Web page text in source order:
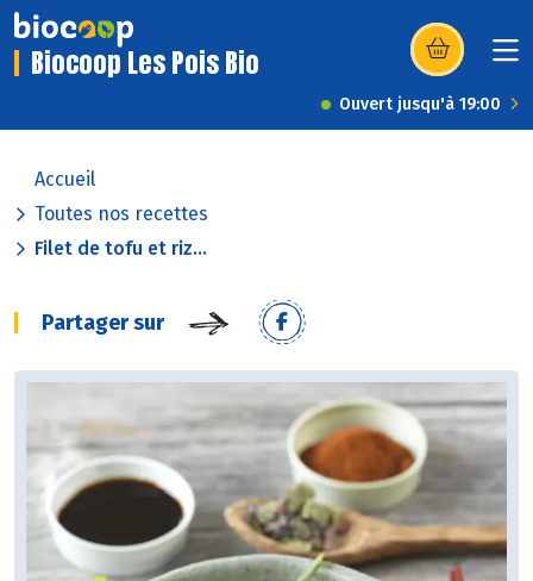
Biocoop Les Pois Bio (s’ouvre dans
Ouvert jusqu'à 19:00
Accueil
Toutes nos recettes
Filet de tofu et riz...
Partager sur